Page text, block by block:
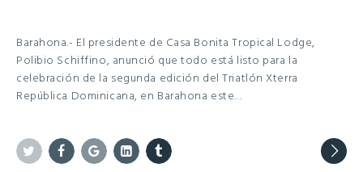
Barahona.- El presidente de Casa Bonita Tropical Lodge,
Polibio Schiffino, anunció que todo está listo para la
celebración de la segunda edición del Triatlón Xterra
República Dominicana, en Barahona este…